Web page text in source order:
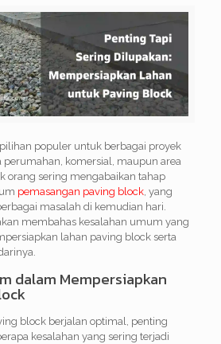
populer untuk berbagai proyek
perumahan, komersial, maupun area
orang sering mengabaikan tahap
pemasangan paving block, yang
masalah di kemudian hari.
membahas kesalahan umum yang
lahan paving block serta
dalam Mempersiapkan
block berjalan optimal, penting
kesalahan yang sering terjadi